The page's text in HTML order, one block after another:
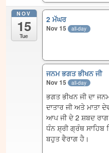
NOV
15
Tue
2 ਮੱਘਰ
Nov 15 all-day
ਜਨਮ ਭਗਤ ਭੀਖਨ ਜੀ
Nov 15 all-day
ਭਗਤ ਭੀਖਨ ਜੀ ਦਾ
ਦਾਤਾਰ ਜੀ ਅਤੇ ਮਾਤਾ
ਆਪ ਜੀ ਦੇ 2 ਸ਼ਬਦ
ਧੰਨ ਸ਼੍ਰੀ ਗ੍ਰੰਥ ਸਾਹਿਬ
ਬਹੁਤ ਵੈਰਾਗ ਹੈ।